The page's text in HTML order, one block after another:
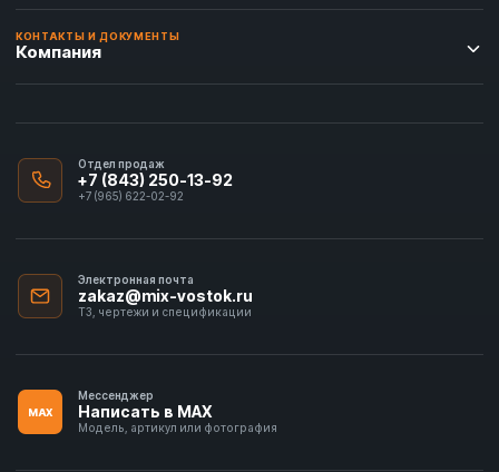
КОНТАКТЫ И ДОКУМЕНТЫ
Компания
Отдел продаж
+7 (843) 250-13-92
+7 (965) 622-02-92
Электронная почта
zakaz@mix-vostok.ru
ТЗ, чертежи и спецификации
MAX
Мессенджер
Написать в MAX
Модель, артикул или фотография